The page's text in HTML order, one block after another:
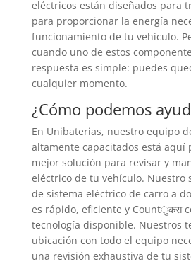
eléctricos están diseñados para
para proporcionar la energía
funcionamiento de tu vehículo.
cuando uno de estos
respuesta es simple: puedes
cualquier momento.
¿Cómo podemos
En Unibaterias, nuestro equipo
altamente capacitados está aquí
mejor solución para revisar y
eléctrico de tu vehículo. Nuestro
de sistema eléctrico de carro a
es rápido, eficiente y Countुकस
tecnología disponible. Nuestros
ubicación con todo el equipo
una revisión exhaustiva de tu